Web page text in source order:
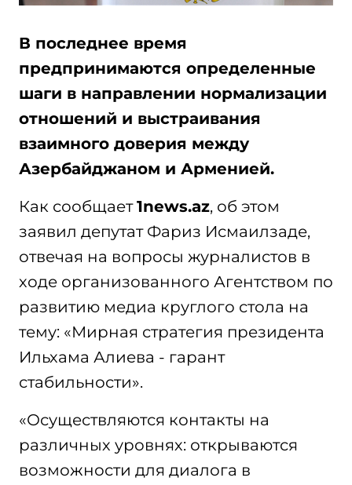
В последнее время
предпринимаются определенные
шаги в направлении нормализации
отношений и выстраивания
взаимного доверия между
Азербайджаном и Арменией.
Как сообщает1news.az, об этом
заявил депутат Фариз Исмаилзаде,
отвечая на вопросы журналистов в
ходе организованного Агентством по
развитию медиа круглого стола на
тему: «Мирная стратегия президента
Ильхама Алиева - гарант
стабильности».
«Осуществляются контакты на
различных уровнях: открываются
возможности для диалога в